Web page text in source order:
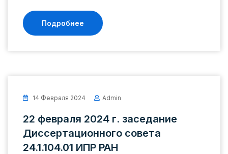
Подробнее
14 Февраля 2024 Admin
22 февраля 2024 г. заседание
Диссертационного совета
24.1.104.01 ИПР РАН